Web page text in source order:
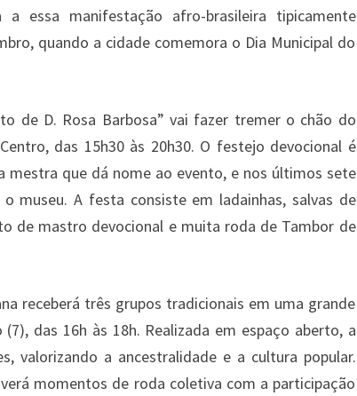
a essa manifestação afro-brasileira tipicamente
quando a cidade comemora o Dia Municipal do
de D. Rosa Barbosa” vai fazer tremer o chão do
das 15h30 às 20h30. O festejo devocional é
mestra que dá nome ao evento, e nos últimos sete
museu. A festa consiste em ladainhas, salvas de
de mastro devocional e muita roda de Tambor de
receberá três grupos tradicionais em uma grande
das 16h às 18h. Realizada em espaço aberto, a
valorizando a ancestralidade e a cultura popular.
momentos de roda coletiva com a participação